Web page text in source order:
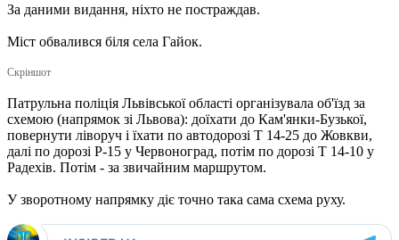
За даними видання, ніхто не постраждав.
Міст обвалився біля села Гайок.
Скріншот
Патрульна поліція Львівської області організувала об'їзд за
схемою (напрямок зі Львова): доїхати до Кам'янки-Бузької,
повернути ліворуч і їхати по автодорозі Т 14-25 до Жовкви,
далі по дорозі Р-15 у Червоноград, потім по дорозі Т 14-10 у
Радехів. Потім - за звичайним маршрутом.
У зворотному напрямку діє точно така сама схема руху.